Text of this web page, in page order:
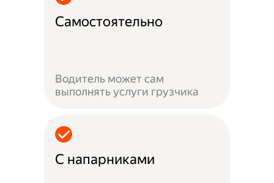
Самостоятельно
Водитель может сам
выполнять услуги грузчика
С напарниками